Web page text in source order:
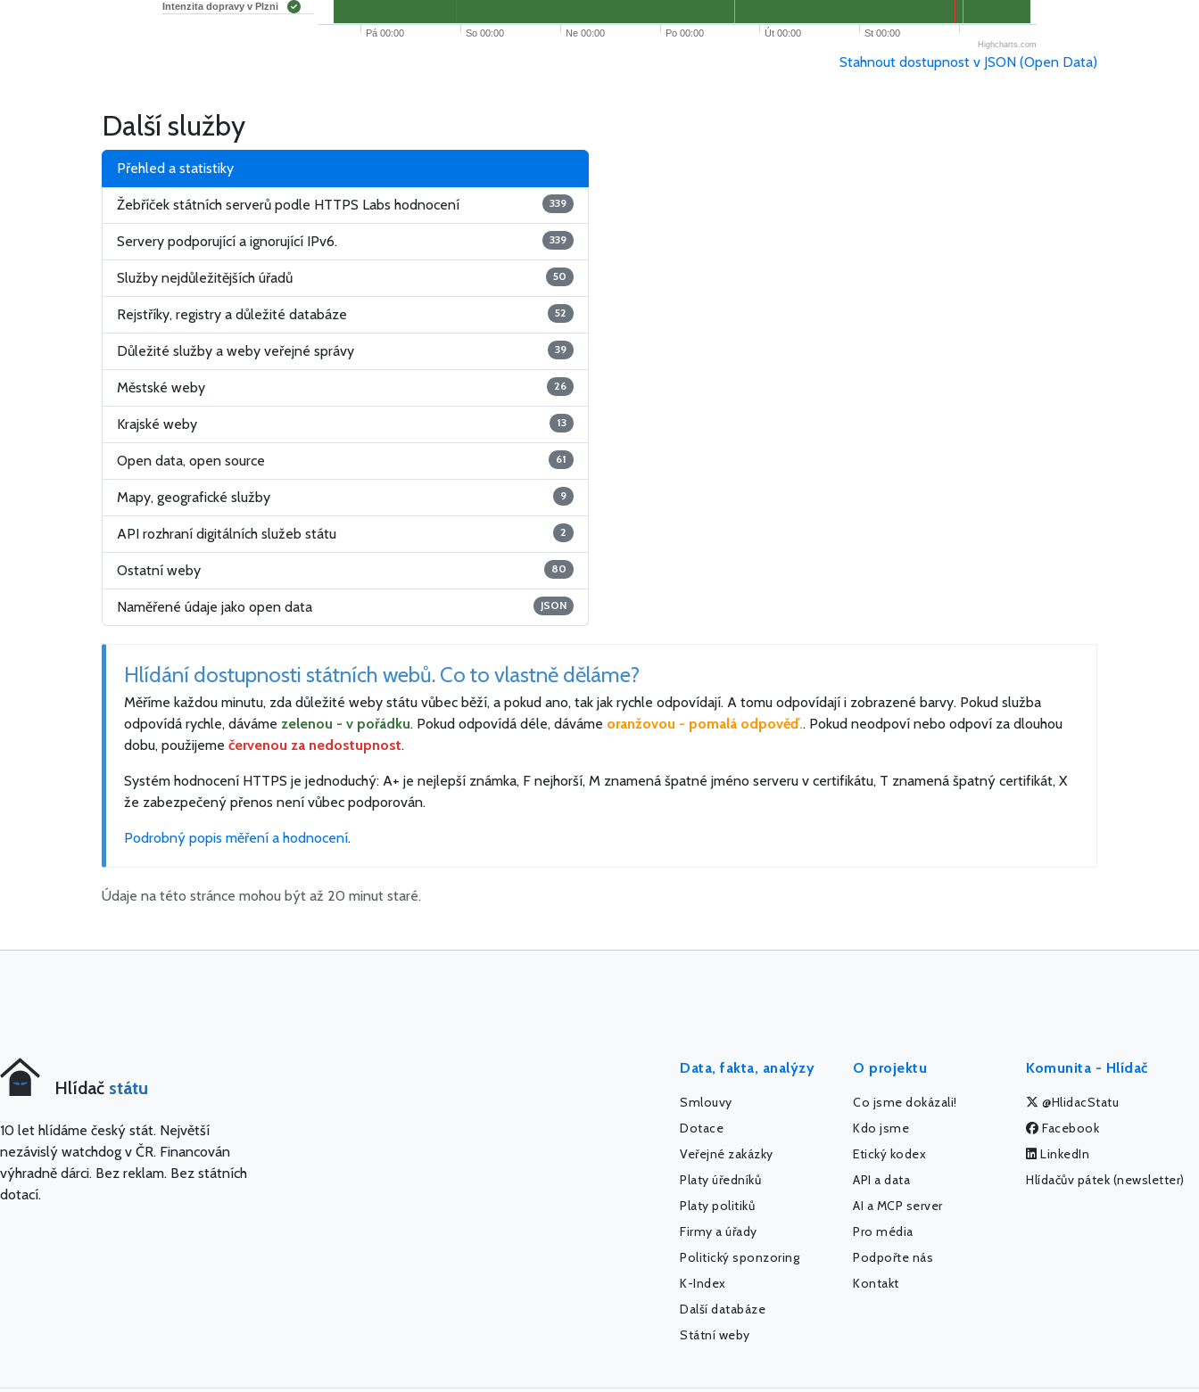
Pá 00:00 So 00:00 Ne 00:00 Po 00:00 Út 00:00 St 00:00
Highcharts.com
Intenzita dopravy v Plzni
Stahnout dostupnost v JSON (Open Data)
Další služby
Přehled a statistiky
339
Žebříček státních serverů podle HTTPS Labs hodnocení
339
Servery podporující a ignorující IPv6.
50
Služby nejdůležitějších úřadů
52
Rejstříky, registry a důležité databáze
39
Důležité služby a weby veřejné správy
26
Městské weby
13
Krajské weby
61
Open data, open source
9
Mapy, geografické služby
2
API rozhraní digitálních služeb státu
80
Ostatní weby
JSON
Naměřené údaje jako open data
Hlídání dostupnosti státních webů. Co to vlastně děláme?
Měříme každou minutu, zda důležité weby státu vůbec běží, a pokud ano, tak jak rychle odpovídají. A tomu odpovídají i zobrazené barvy. Pokud služba
odpovídá rychle, dáváme zelenou - v pořádku. Pokud odpovídá déle, dáváme oranžovou - pomalá odpověď.. Pokud neodpoví nebo odpoví za dlouhou
dobu, použijeme červenou za nedostupnost.
Systém hodnocení HTTPS je jednoduchý: A+ je nejlepší známka, F nejhorší, M znamená špatné jméno serveru v certifikátu, T znamená špatný certifikát, X
že zabezpečený přenos není vůbec podporován.
Podrobný popis měření a hodnocení.
Údaje na této stránce mohou být až 20 minut staré.
Hlídač státu
10 let hlídáme český stát. Největší
nezávislý watchdog v ČR. Financován
výhradně dárci. Bez reklam. Bez státních
dotací.
Data, fakta, analýzy
Smlouvy
Dotace
Veřejné zakázky
Platy úředníků
Platy politiků
Firmy a úřady
Politický sponzoring
K-Index
Další databáze
Státní weby
O projektu
Co jsme dokázali!
Kdo jsme
Etický kodex
API a data
AI a MCP server
Pro média
Podpořte nás
Kontakt
Komunita - Hlídač
@HlidacStatu
Facebook
LinkedIn
Hlídačův pátek (newsletter)